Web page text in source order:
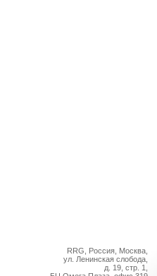
RRG, Россия, Москва,
ул. Ленинская слобода,
д. 19, стр. 1,